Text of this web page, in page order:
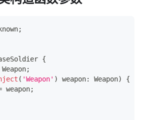
;
{
Weapon;
( 'Weapon' ) weapon: Weapon)
{
weapon;